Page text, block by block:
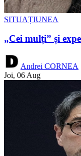
SITUAȚIUNEA
„Cei mulți” și
Andrei CORNEA
Joi, 06 Aug